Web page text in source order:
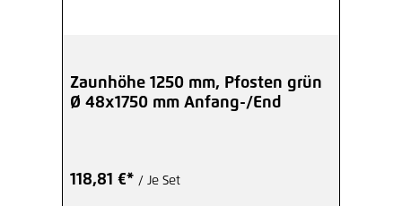
Zaunhöhe 1250 mm, Pfosten grün
Ø 48x1750 mm Anfang-/End
118,81 €* / Je Set